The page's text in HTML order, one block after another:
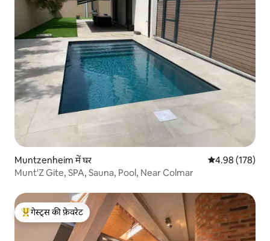
Muntzenheim में घर औसत रेटिंग 5 में से
4.98 (178)
Munt'Z Gite, SPA, Sauna, Pool, Near Colmar
गेस्ट्स का टॉप फ़ेवरेट
गेस्ट्स की फ़ेवरेट